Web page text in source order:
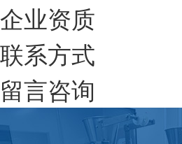
企业资质
联系方式
留言咨询